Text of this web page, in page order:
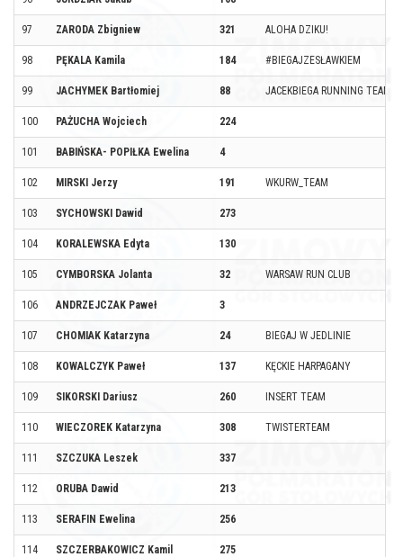
97 ZARODA Zbigniew 321 ALOHA DZIKU!
98 PĘKALA Kamila 184 #BIEGAJZESŁAWKIEM
99 JACHYMEK Bartłomiej 88 JACEKBIEGA RUNNING TEAM
100 PAŻUCHA Wojciech 224
101 BABIŃSKA- POPIŁKA Ewelina 4
102 MIRSKI Jerzy 191 WKURW_TEAM
103 SYCHOWSKI Dawid 273
104 KORALEWSKA Edyta 130
105 CYMBORSKA Jolanta 32 WARSAW RUN CLUB
106 ANDRZEJCZAK Paweł 3
107 CHOMIAK Katarzyna 24 BIEGAJ W JEDLINIE
108 KOWALCZYK Paweł 137 KĘCKIE HARPAGANY
109 SIKORSKI Dariusz 260 INSERT TEAM
110 WIECZOREK Katarzyna 308 TWISTERTEAM
111 SZCZUKA Leszek 337
112 ORUBA Dawid 213
113 SERAFIN Ewelina 256
114 SZCZERBAKOWICZ Kamil 275